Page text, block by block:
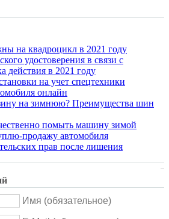
на квадроцикл в 2021 году
удостоверения в связи с
действия в 2021 году
на учет спецтехники
онлайн
на зимнюю? Преимущества шин
помыть машину зимой
продажу автомобиля
прав после лишения
Имя (обязательное)